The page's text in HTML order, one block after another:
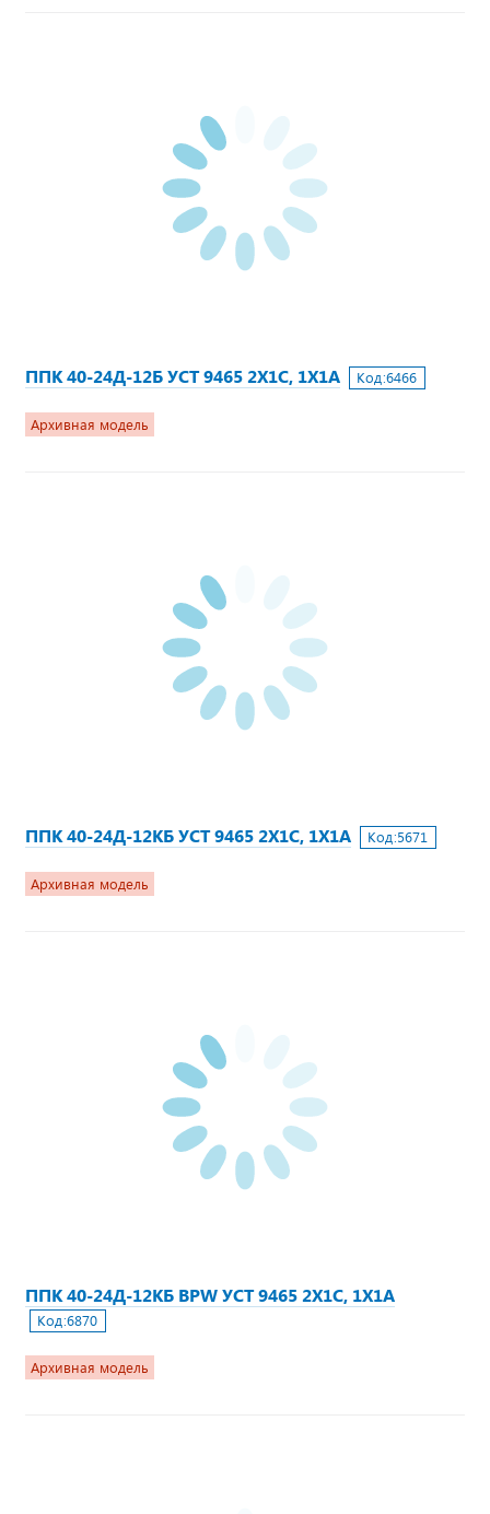
ППК 40-24Д-12Б УСТ 9465 2Х1С, 1Х1А Код:6466
Архивная модель
ППК 40-24Д-12КБ УСТ 9465 2Х1С, 1Х1А Код:5671
Архивная модель
ППК 40-24Д-12КБ BPW УСТ 9465 2Х1С, 1Х1А
Код:6870
Архивная модель